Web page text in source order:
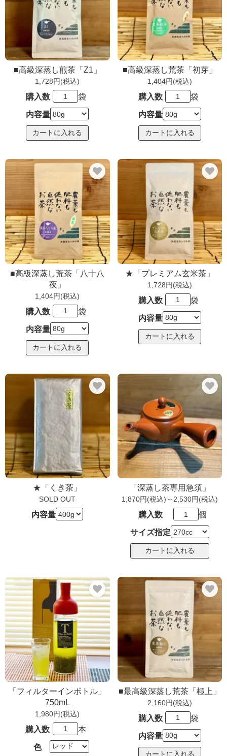
■高級深蒸し煎茶「Z1」
1,728円(税込)
購入数 袋
内容量
■高級深蒸し荒茶「初芽」
1,404円(税込)
購入数 袋
内容量
■高級深蒸し荒茶「八十八
夜」
1,404円(税込)
購入数 袋
内容量
★「プレミアム玄米茶」
1,728円(税込)
購入数 袋
内容量
★「くき茶」
SOLD OUT
内容量
「深蒸し茶専用急須」
1,870円(税込)～2,530円(税込)
購入数 個
サイズ指定
「フィルターインボトル」
750mL
1,980円(税込)
購入数 本
色
■最高級深蒸し荒茶「極上」
2,160円(税込)
購入数 袋
内容量